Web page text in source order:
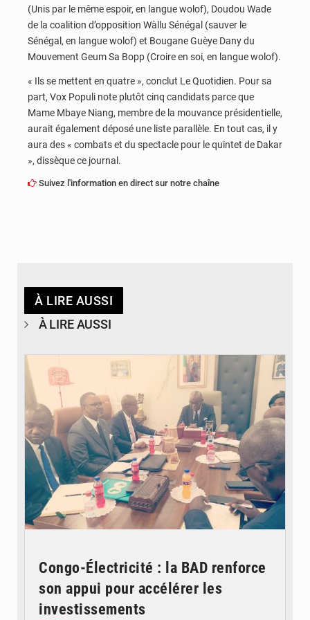
(Unis par le même espoir, en langue wolof), Doudou Wade
de la coalition d’opposition Wàllu Sénégal (sauver le
Sénégal, en langue wolof) et Bougane Guèye Dany du
Mouvement Geum Sa Bopp (Croire en soi, en langue wolof).
« Ils se mettent en quatre », conclut Le Quotidien. Pour sa
part, Vox Populi note plutôt cinq candidats parce que
Mame Mbaye Niang, membre de la mouvance présidentielle,
aurait également déposé une liste parallèle. En tout cas, il y
aura des « combats et du spectacle pour le quintet de Dakar
», dissèque ce journal.
Suivez l'information en direct sur notre chaîne
À LIRE AUSSI
À LIRE AUSSI
Congo-Électricité : la BAD renforce
son appui pour accélérer les
investissements